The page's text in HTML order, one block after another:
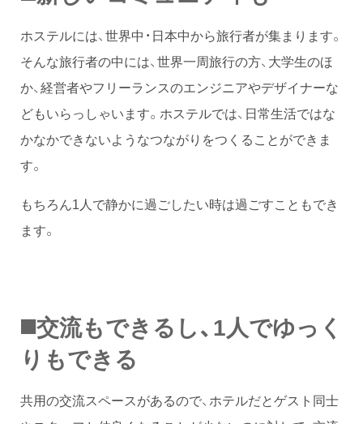
ホステルには、世界中・日本中から旅行者が集まります。
そんな旅行者の中には、世界一周旅行の方、大学生のほ
か、経営者やフリーランスのエンジニアやデザイナーな
どもいらっしゃいます。ホステルでは、日常生活ではな
かなかできないようなつながりをつくることができま
す。
もちろん1人で静かに過ごしたい時は過ごすこともでき
ます。
◼️交流もできるし、1人でゆっく
りもできる
共用の交流スペースがあるので、ホテルだとゲスト同士